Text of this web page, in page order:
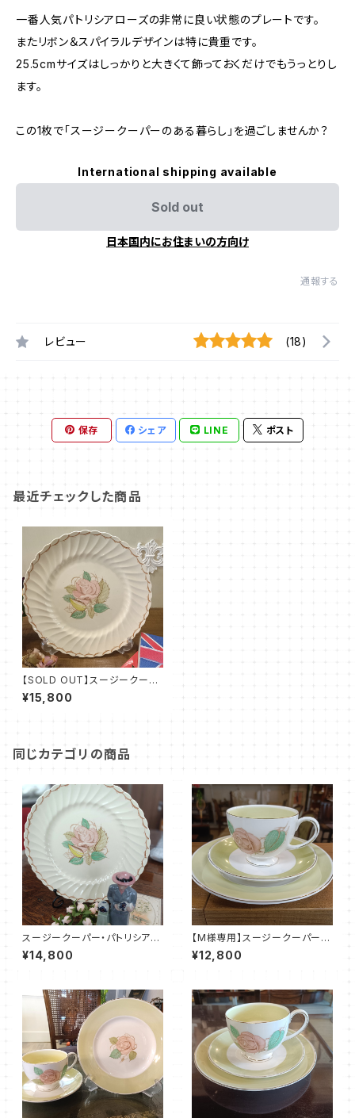
一番人気パトリシアローズの非常に良い状態のプレートです。
またリボン＆スパイラルデザインは特に貴重です。
25.5cmサイズはしっかりと大きくて飾っておくだけでもうっとりし
ます。
この1枚で「スージークーパーのある暮らし」を過ごしませんか？
International shipping available
Sold out
日本国内にお住まいの方向け
通報する
レビュー (18)
保存 シェア LINE ポスト
最近チェックした商品
【SOLD OUT】スージークーパ
ー・パトリシアローズ・プレート
（リボン＆スパイラル）SCPA00
¥15,800
同じカテゴリの商品
スージークーパー・パトリシアロ
ーズ・プレート（リボン＆スパイラ
ル）SCPA0091
¥14,800
【M様専用】スージークーパー・
パトリシアローズ・トリオ（ボーン
チャイナ）SCPA0099
¥12,800